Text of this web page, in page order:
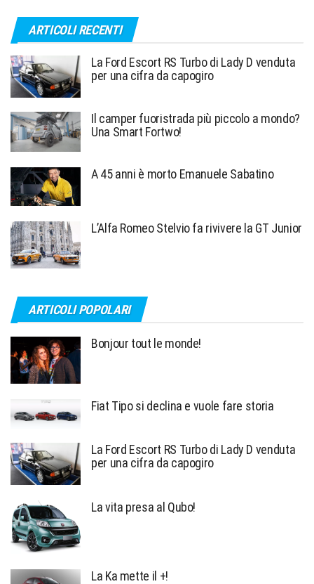
ARTICOLI RECENTI
La Ford Escort RS Turbo di Lady D venduta
per una cifra da capogiro
Il camper fuoristrada più piccolo a mondo?
Una Smart Fortwo!
A 45 anni è morto Emanuele Sabatino
L’Alfa Romeo Stelvio fa rivivere la GT Junior
ARTICOLI POPOLARI
Bonjour tout le monde!
Fiat Tipo si declina e vuole fare storia
La Ford Escort RS Turbo di Lady D venduta
per una cifra da capogiro
La vita presa al Qubo!
La Ka mette il +!